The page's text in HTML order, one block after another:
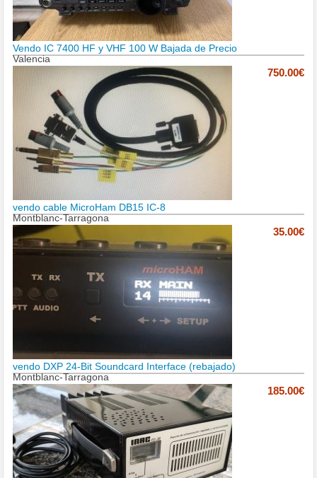
Vendo IC 7400 HF y VHF 100 W Bajada de Precio
Valencia
750.00€
vendo cable MicroHam DB15 IC-8
Montblanc-Tarragona
35.00€
vendo DXP 24-Bit Soundcard Interface (rebajado)
Montblanc-Tarragona
185.00€